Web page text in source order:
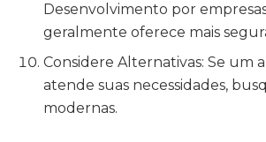
Desenvolvimento por
geralmente oferece mais
Considere Alternativas: Se um
atende suas necessidades,
modernas.